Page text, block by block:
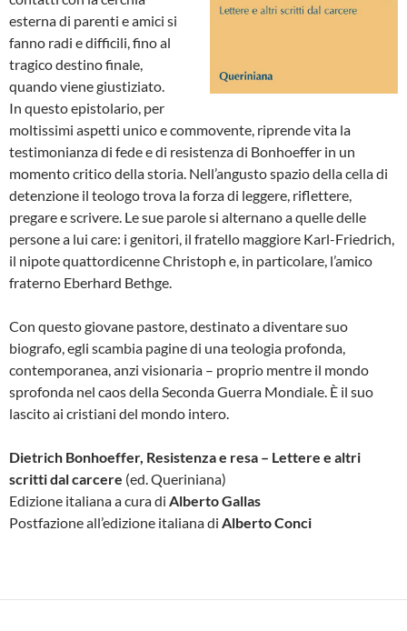
esterna di parenti e amici si
fanno radi e difficili, fino al
tragico destino finale,
quando viene giustiziato.
In questo epistolario, per
moltissimi aspetti unico e commovente, riprende vita la
testimonianza di fede e di resistenza di Bonhoeffer in un
momento critico della storia. Nell’angusto spazio della cella di
detenzione il teologo trova la forza di leggere, riflettere,
pregare e scrivere. Le sue parole si alternano a quelle delle
persone a lui care: i genitori, il fratello maggiore Karl-Friedrich,
il nipote quattordicenne Christoph e, in particolare, l’amico
fraterno Eberhard Bethge.
Con questo giovane pastore, destinato a diventare suo
biografo, egli scambia pagine di una teologia profonda,
contemporanea, anzi visionaria – proprio mentre il mondo
sprofonda nel caos della Seconda Guerra Mondiale. È il suo
lascito ai cristiani del mondo intero.
Dietrich Bonhoeffer, Resistenza e resa – Lettere e altri
scritti dal carcere (ed. Queriniana)
Edizione italiana a cura di Alberto Gallas
Postfazione all’edizione italiana di Alberto Conci